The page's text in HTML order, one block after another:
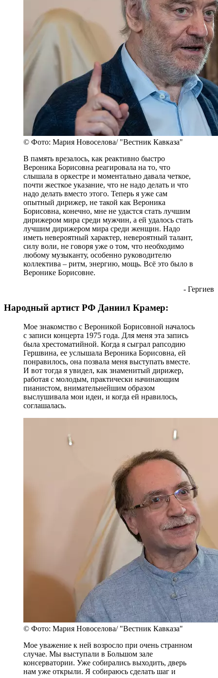
© Фото: Мария Новоселова/ "Вестник Кавказа"
В память врезалось, как реактивно быстро
Вероника Борисовна реагировала на то, что
слышала в оркестре и моментально давала четкое,
почти жесткое указание, что не надо делать и что
надо делать вместо этого. Теперь я уже сам
опытный дирижер, не такой как Вероника
Борисовна, конечно, мне не удастся стать лучшим
дирижером мира среди мужчин, а ей удалось стать
лучшим дирижером мира среди женщин. Надо
иметь невероятный характер, невероятный талант,
силу воли, не говоря уже о том, что необходимо
любому музыканту, особенно руководителю
коллектива – ритм, энергию, мощь. Всё это было в
Веронике Борисовне.
- Гергиев
Народный артист РФ Даниил Крамер:
Мое знакомство с Вероникой Борисовной началось
с записи концерта 1975 года. Для меня эта запись
была хрестоматийной. Когда я сыграл рапсодию
Гершвина, ее услышала Вероника Борисовна, ей
понравилось, она позвала меня выступать вместе.
И вот тогда я увидел, как знаменитый дирижер,
работая с молодым, практически начинающим
пианистом, внимательнейшим образом
выслушивала мои идеи, и когда ей нравилось,
соглашалась.
© Фото: Мария Новоселова/ "Вестник Кавказа"
Мое уважение к ней возросло при очень странном
случае. Мы выступали в Большом зале
консерватории. Уже собирались выходить, дверь
нам уже открыли. Я собираюсь сделать шаг и